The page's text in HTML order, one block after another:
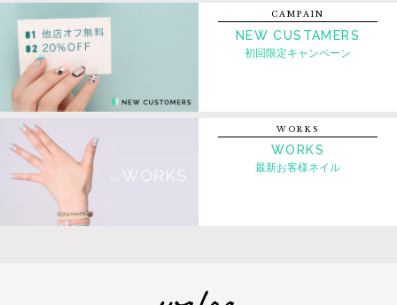
CAMPAIN
NEW CUSTAMERS
初回限定キャンペーン
WORKS
WORKS
最新お客様ネイル